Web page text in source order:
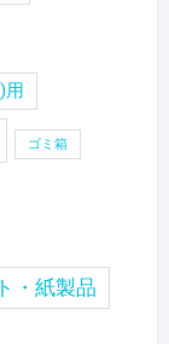
用
ゴミ箱
・紙製品